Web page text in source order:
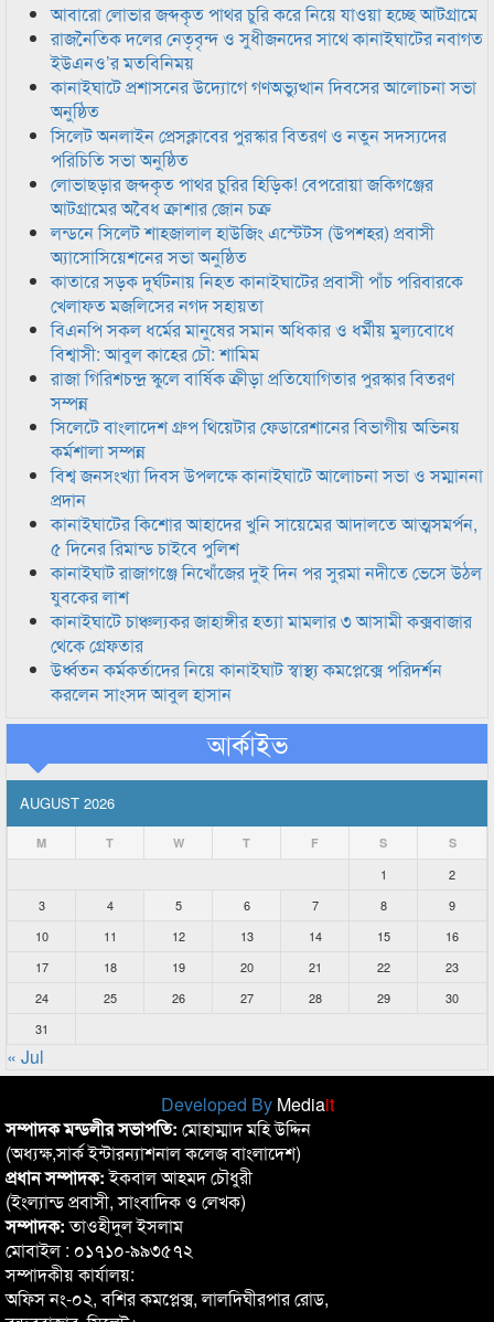
আবারো লোভার জব্দকৃত পাথর চুরি করে নিয়ে যাওয়া হচ্ছে আটগ্রামে
রাজনৈতিক দলের নেতৃবৃন্দ ও সুধীজনদের সাথে কানাইঘাটের নবাগত
ইউএনও’র মতবিনিময়
কানাইঘাটে প্রশাসনের উদ্যোগে গণঅভ্যুত্থান দিবসের আলোচনা সভা
অনুষ্ঠিত
সিলেট অনলাইন প্রেসক্লাবের পুরস্কার বিতরণ ও নতুন সদস্যদের
পরিচিতি সভা অনুষ্ঠিত
লোভাছড়ার জব্দকৃত পাথর চুরির হিড়িক! বেপরোয়া জকিগঞ্জের
আটগ্রামের অবৈধ ক্রাশার জোন চক্র
লন্ডনে সিলেট শাহজালাল হাউজিং এস্টেটস (উপশহর) প্রবাসী
অ্যাসোসিয়েশনের সভা অনুষ্ঠিত
কাতারে সড়ক দুর্ঘটনায় নিহত কানাইঘাটের প্রবাসী পাঁচ পরিবারকে
খেলাফত মজলিসের নগদ সহায়তা
বিএনপি সকল ধর্মের মানুষের সমান অধিকার ও ধর্মীয় মুল্যবোধে
বিশ্বাসী: আবুল কাহের চৌ: শামিম
রাজা গিরিশচন্দ্র স্কুলে বার্ষিক ক্রীড়া প্রতিযোগিতার পুরস্কার বিতরণ
সম্পন্ন
সিলেটে বাংলাদেশ গ্রুপ থিয়েটার ফেডারেশানের বিভাগীয় অভিনয়
কর্মশালা সম্পন্ন
বিশ্ব জনসংখ্যা দিবস উপলক্ষে কানাইঘাটে আলোচনা সভা ও সম্মাননা
প্রদান
কানাইঘাটের কিশোর আহাদের খুনি সায়েমের আদালতে আত্মসমর্পন,
৫ দিনের রিমান্ড চাইবে পুলিশ
কানাইঘাট রাজাগঞ্জে নিখোঁজের দুই দিন পর সুরমা নদীতে ভেসে উঠল
যুবকের লাশ
কানাইঘাটে চাঞ্চল্যকর জাহাঙ্গীর হত্যা মামলার ৩ আসামী কক্সবাজার
থেকে গ্রেফতার
উর্ধ্বতন কর্মকর্তাদের নিয়ে কানাইঘাট স্বাস্থ্য কমপ্লেক্সে পরিদর্শন
করলেন সাংসদ আবুল হাসান
আর্কাইভ
AUGUST 2026
M T W T F S S
1
2
3
4 5 6 7 8
9
10
11 12 13 14 15
16
17
18 19 20 21 22
23
24
25 26 27 28 29
30
31
« Jul
Developed By Mediait
সম্পাদক মন্ডলীর সভাপতি: মোহাম্মাদ মহি উদ্দিন
(অধ্যক্ষ,সার্ক ইন্টারন্যাশনাল কলেজ বাংলাদেশ)
প্রধান সম্পাদক:ইকবাল আহমদ চৌধুরী
(ইংল্যান্ড প্রবাসী, সাংবাদিক ও লেখক)
সম্পাদক:তাওহীদুল ইসলাম
মোবাইল : ০১৭১০-৯৯৩৫৭২
সম্পাদকীয় কার্যালয়:
অফিস নং-০২, বশির কমপ্লেক্স, লালদিঘীরপার রোড,